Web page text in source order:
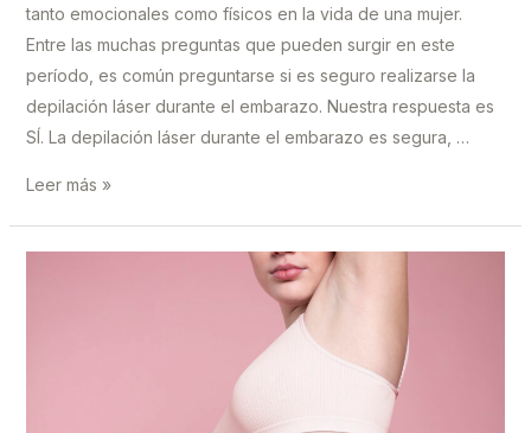
tanto emocionales como físicos en la vida de una mujer.
Entre las muchas preguntas que pueden surgir en este
período, es común preguntarse si es seguro realizarse la
depilación láser durante el embarazo. Nuestra respuesta es
SÍ. La depilación láser durante el embarazo es segura, …
Depilación
Leer más »